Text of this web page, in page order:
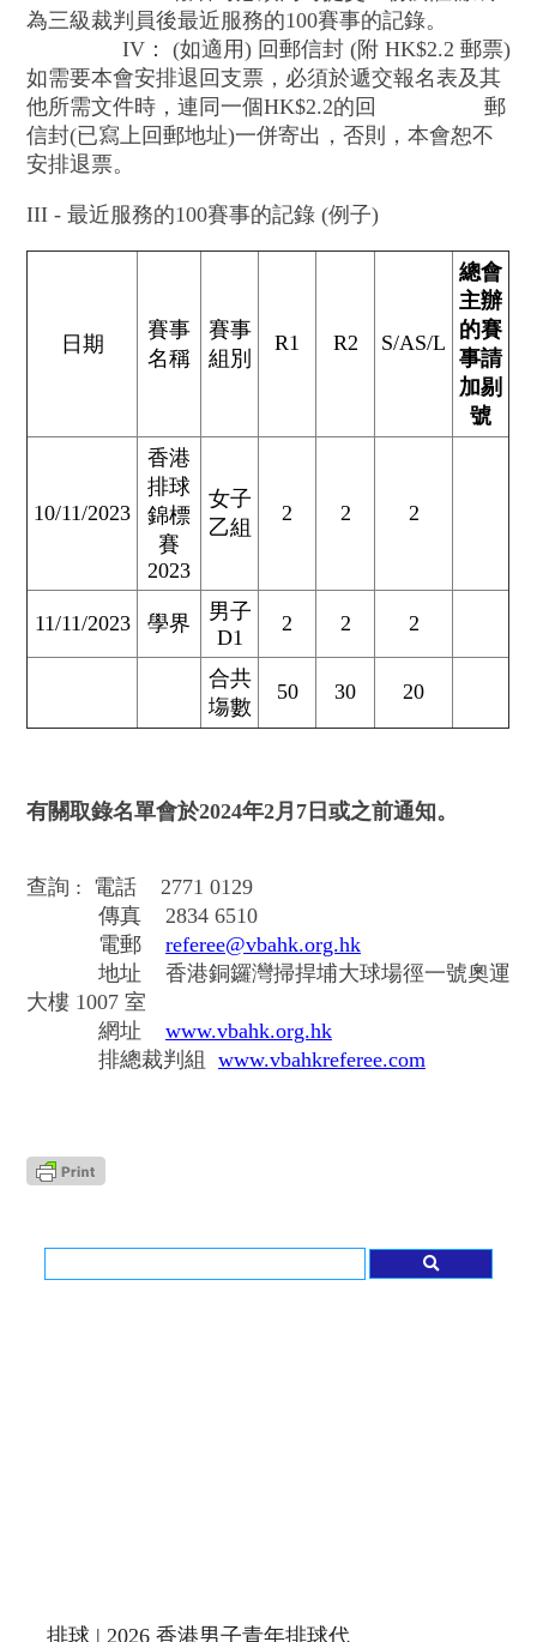
為三級裁判員後最近服務的100賽事的記錄。
IV： (如適用) 回郵信封 (附 HK$2.2 郵票)
如需要本會安排退回支票，必須於遞交報名表及其
他所需文件時，連同一個HK$2.2的回 郵
信封(已寫上回郵地址)一併寄出，否則，本會恕不
安排退票。
III - 最近服務的100賽事的記錄 (例子)
日期
賽事
名稱
賽事
組別
R1 R2 S/AS/L
總會
主辦
的賽
事請
加剔
號
10/11/2023
香港
排球
錦標
賽
2023
女子
乙組
2 2 2
11/11/2023 學界
男子
D1
2 2 2
合共
塲數
50 30 20
有關取錄名單會於2024年2月7日或之前通知。
查詢 : 電話 2771 0129
傳真 2834 6510
電郵 referee@vbahk.org.hk
地址 香港銅鑼灣掃捍埔大球場徑一號奧運
大樓 1007 室
網址 www.vbahk.org.hk
排總裁判組 www.vbahkreferee.com
排球 | 2026 香港男子青年排球代